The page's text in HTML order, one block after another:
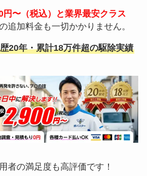
円〜（税込）と業界最安クラス
追加料金も一切かかりません。
20年・累計18万件超の駆除実績
者の満足度も高評価です！